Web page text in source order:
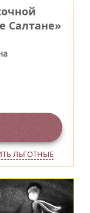
Салтане»
ЛЬГОТНЫЕ